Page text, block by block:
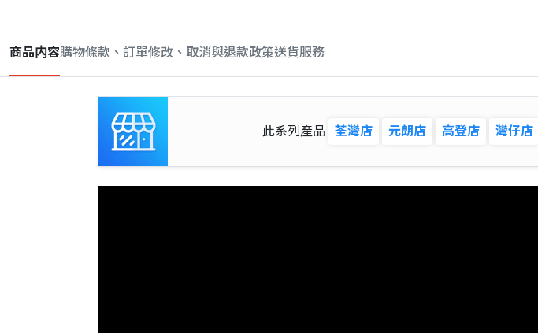
商品内容購物條款、訂單修改、取消與退款政策送貨服務
此系列產品 荃灣店 元朗店 高登店 灣仔店